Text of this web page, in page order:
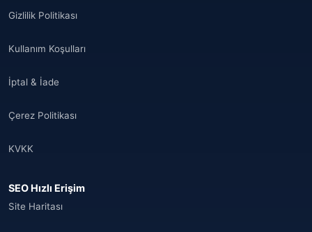
Gizlilik Politikası
Kullanım Koşulları
İptal & İade
Çerez Politikası
KVKK
SEO Hızlı Erişim
Site Haritası